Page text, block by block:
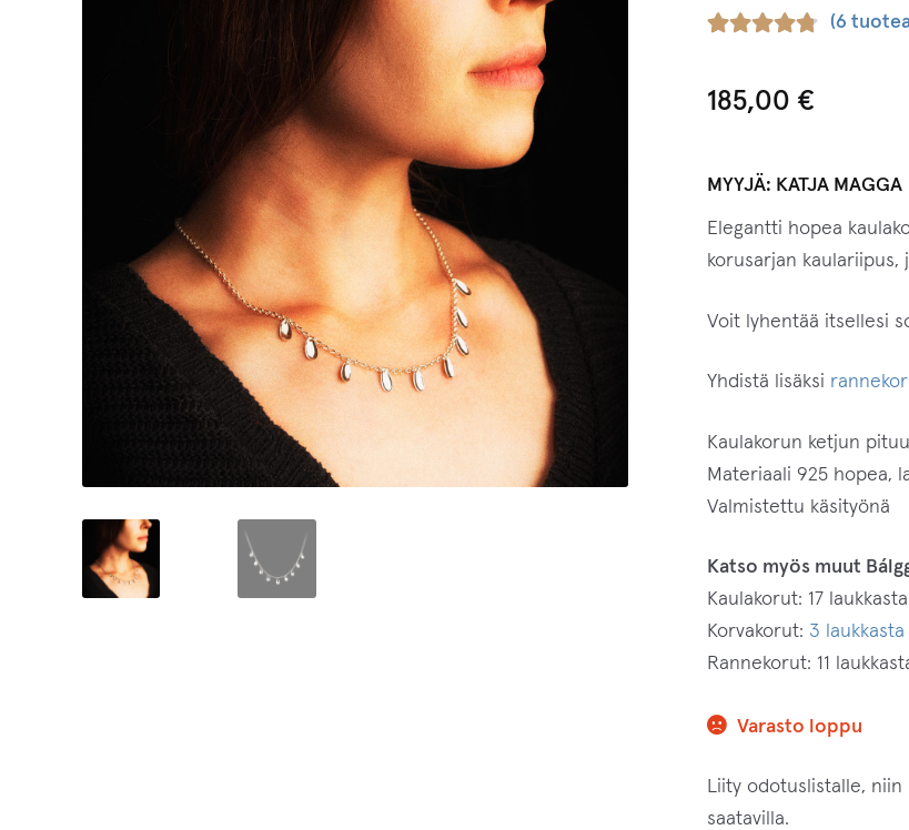
5:stä
perustuen
arvotukseen.
(6
185,00 €
MYYJÄ: KATJA MAGGA
Elegantti hopea
korusarjan kaulariipus,
Voit lyhentää itsellesi
Yhdistä lisäksi
Kaulakorun ketjun
Materiaali 925 hopea,
Valmistettu käsityönä
Katso myös muut
Kaulakorut: 17
Korvakorut: 3 laukkasta
Rannekorut: 11
Varasto loppu
Liity odotuslistalle,
saatavilla.